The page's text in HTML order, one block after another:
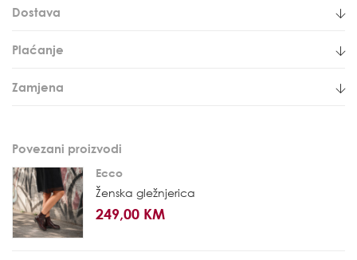
Dostava
Plaćanje
Zamjena
Povezani proizvodi
Ecco
Ženska gležnjerica
249,00 KM